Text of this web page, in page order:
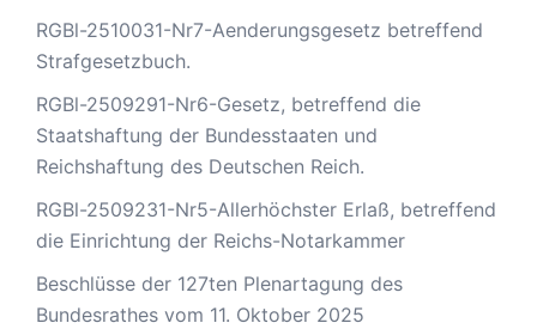
RGBl-2510031-Nr7-Aenderungsgesetz betreffend
Strafgesetzbuch.
RGBl-2509291-Nr6-Gesetz, betreffend die
Staatshaftung der Bundesstaaten und
Reichshaftung des Deutschen Reich.
RGBl-2509231-Nr5-Allerhöchster Erlaß, betreffend
die Einrichtung der Reichs-Notarkammer
Beschlüsse der 127ten Plenartagung des
Bundesrathes vom 11. Oktober 2025